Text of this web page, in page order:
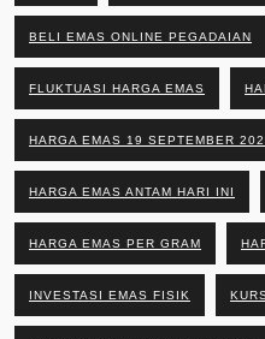
BELI EMAS ONLINE PEGADAIAN
FLUKTUASI HARGA EMAS
HARGA EMAS 19 SEPTEMBER
HARGA EMAS ANTAM HARI INI
HARGA EMAS PER GRAM
INVESTASI EMAS FISIK